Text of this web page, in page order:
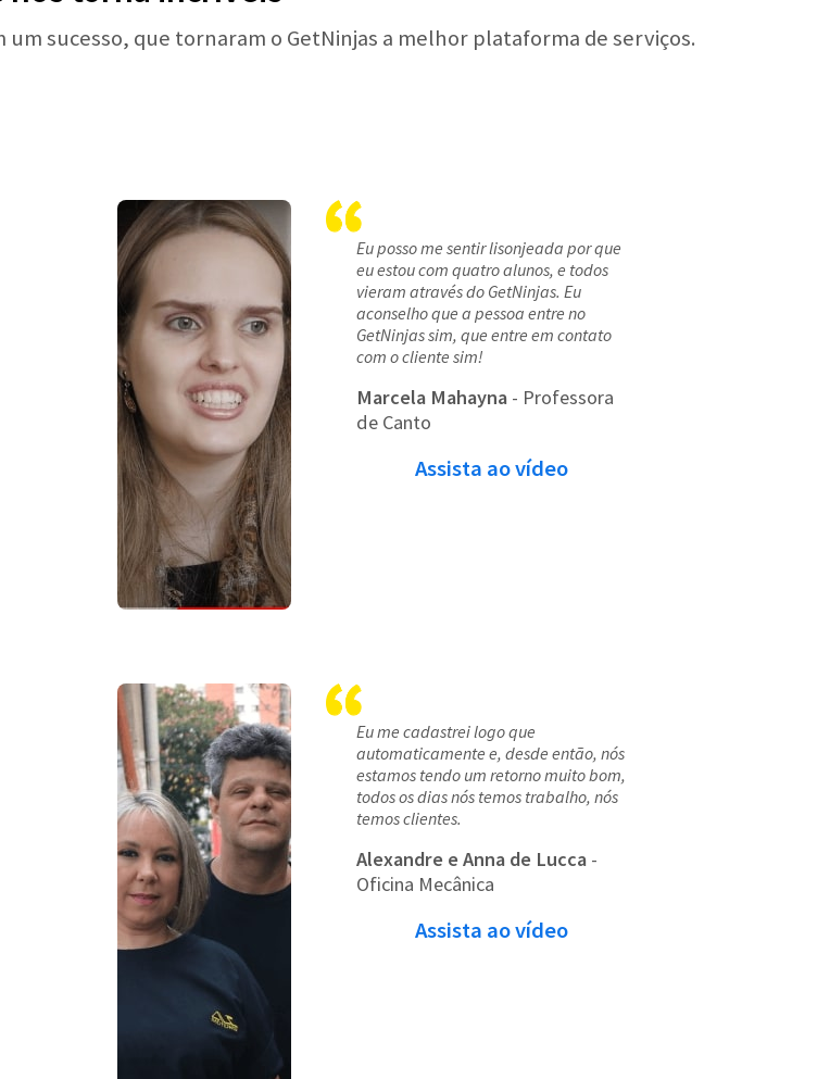
sucesso, que tornaram o GetNinjas a melhor plataforma de serviços.
Eu posso me sentir lisonjeada por que
eu estou com quatro alunos, e todos
vieram através do GetNinjas. Eu
aconselho que a pessoa entre no
GetNinjas sim, que entre em contato
com o cliente sim!
Marcela Mahayna - Professora
de Canto
Assista ao vídeo
Eu me cadastrei logo que
automaticamente e, desde então, nós
estamos tendo um retorno muito bom,
todos os dias nós temos trabalho, nós
temos clientes.
Alexandre e Anna de Lucca -
Oficina Mecânica
Assista ao vídeo